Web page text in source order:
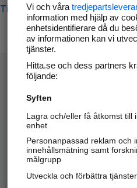
Till startsidan
Hitta.se - Gratis
Sök företag, personer och
Hitta telefonnummer,
Vi och våra
information med hjälp av
enhetsidentifierare då du
av informationen kan vi
tjänster.
Hitta.se och dess partners
följande:
Syften
Lagra och/eller få åtkomst till
enhet
Personanpassad reklam och
innehållsmätning samt
målgrupp
Utveckla och förbättra tjänster